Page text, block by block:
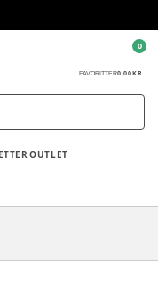
FAVORITTER0,00 KR.
0
OUTLET